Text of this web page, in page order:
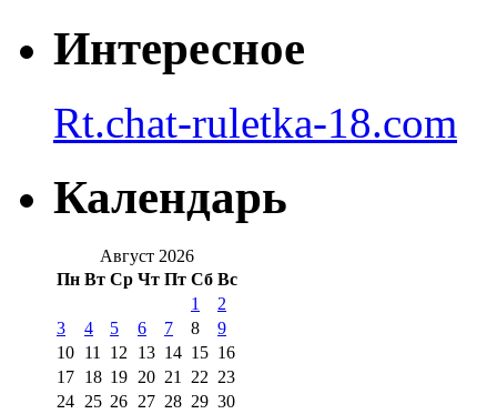
Интересное
Rt.chat-ruletka-18.com
Календарь
Август 2026
Пн Вт Ср Чт Пт Сб Вс
1
2
3
4 5 6 7 8
9
10 11 12 13 14 15 16
17 18 19 20 21 22 23
24 25 26 27 28 29 30